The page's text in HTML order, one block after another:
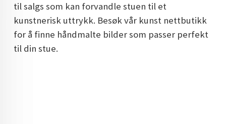
til salgs som kan forvandle stuen til et
kunstnerisk uttrykk. Besøk vår kunst nettbutikk
for å finne håndmalte bilder som passer perfekt
til din stue.